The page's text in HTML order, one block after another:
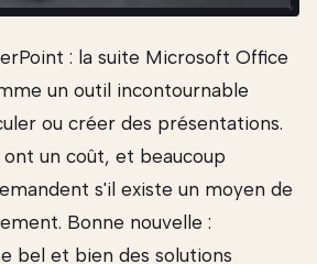
: la suite Microsoft Office
un outil incontournable
ou créer des présentations.
ont un coût, et beaucoup
s'il existe un moyen de
Bonne nouvelle :
bel et bien des solutions